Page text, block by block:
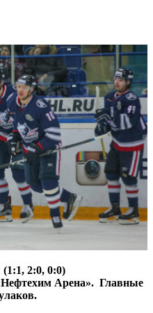
2:0, 0:0)
Арена». Главные